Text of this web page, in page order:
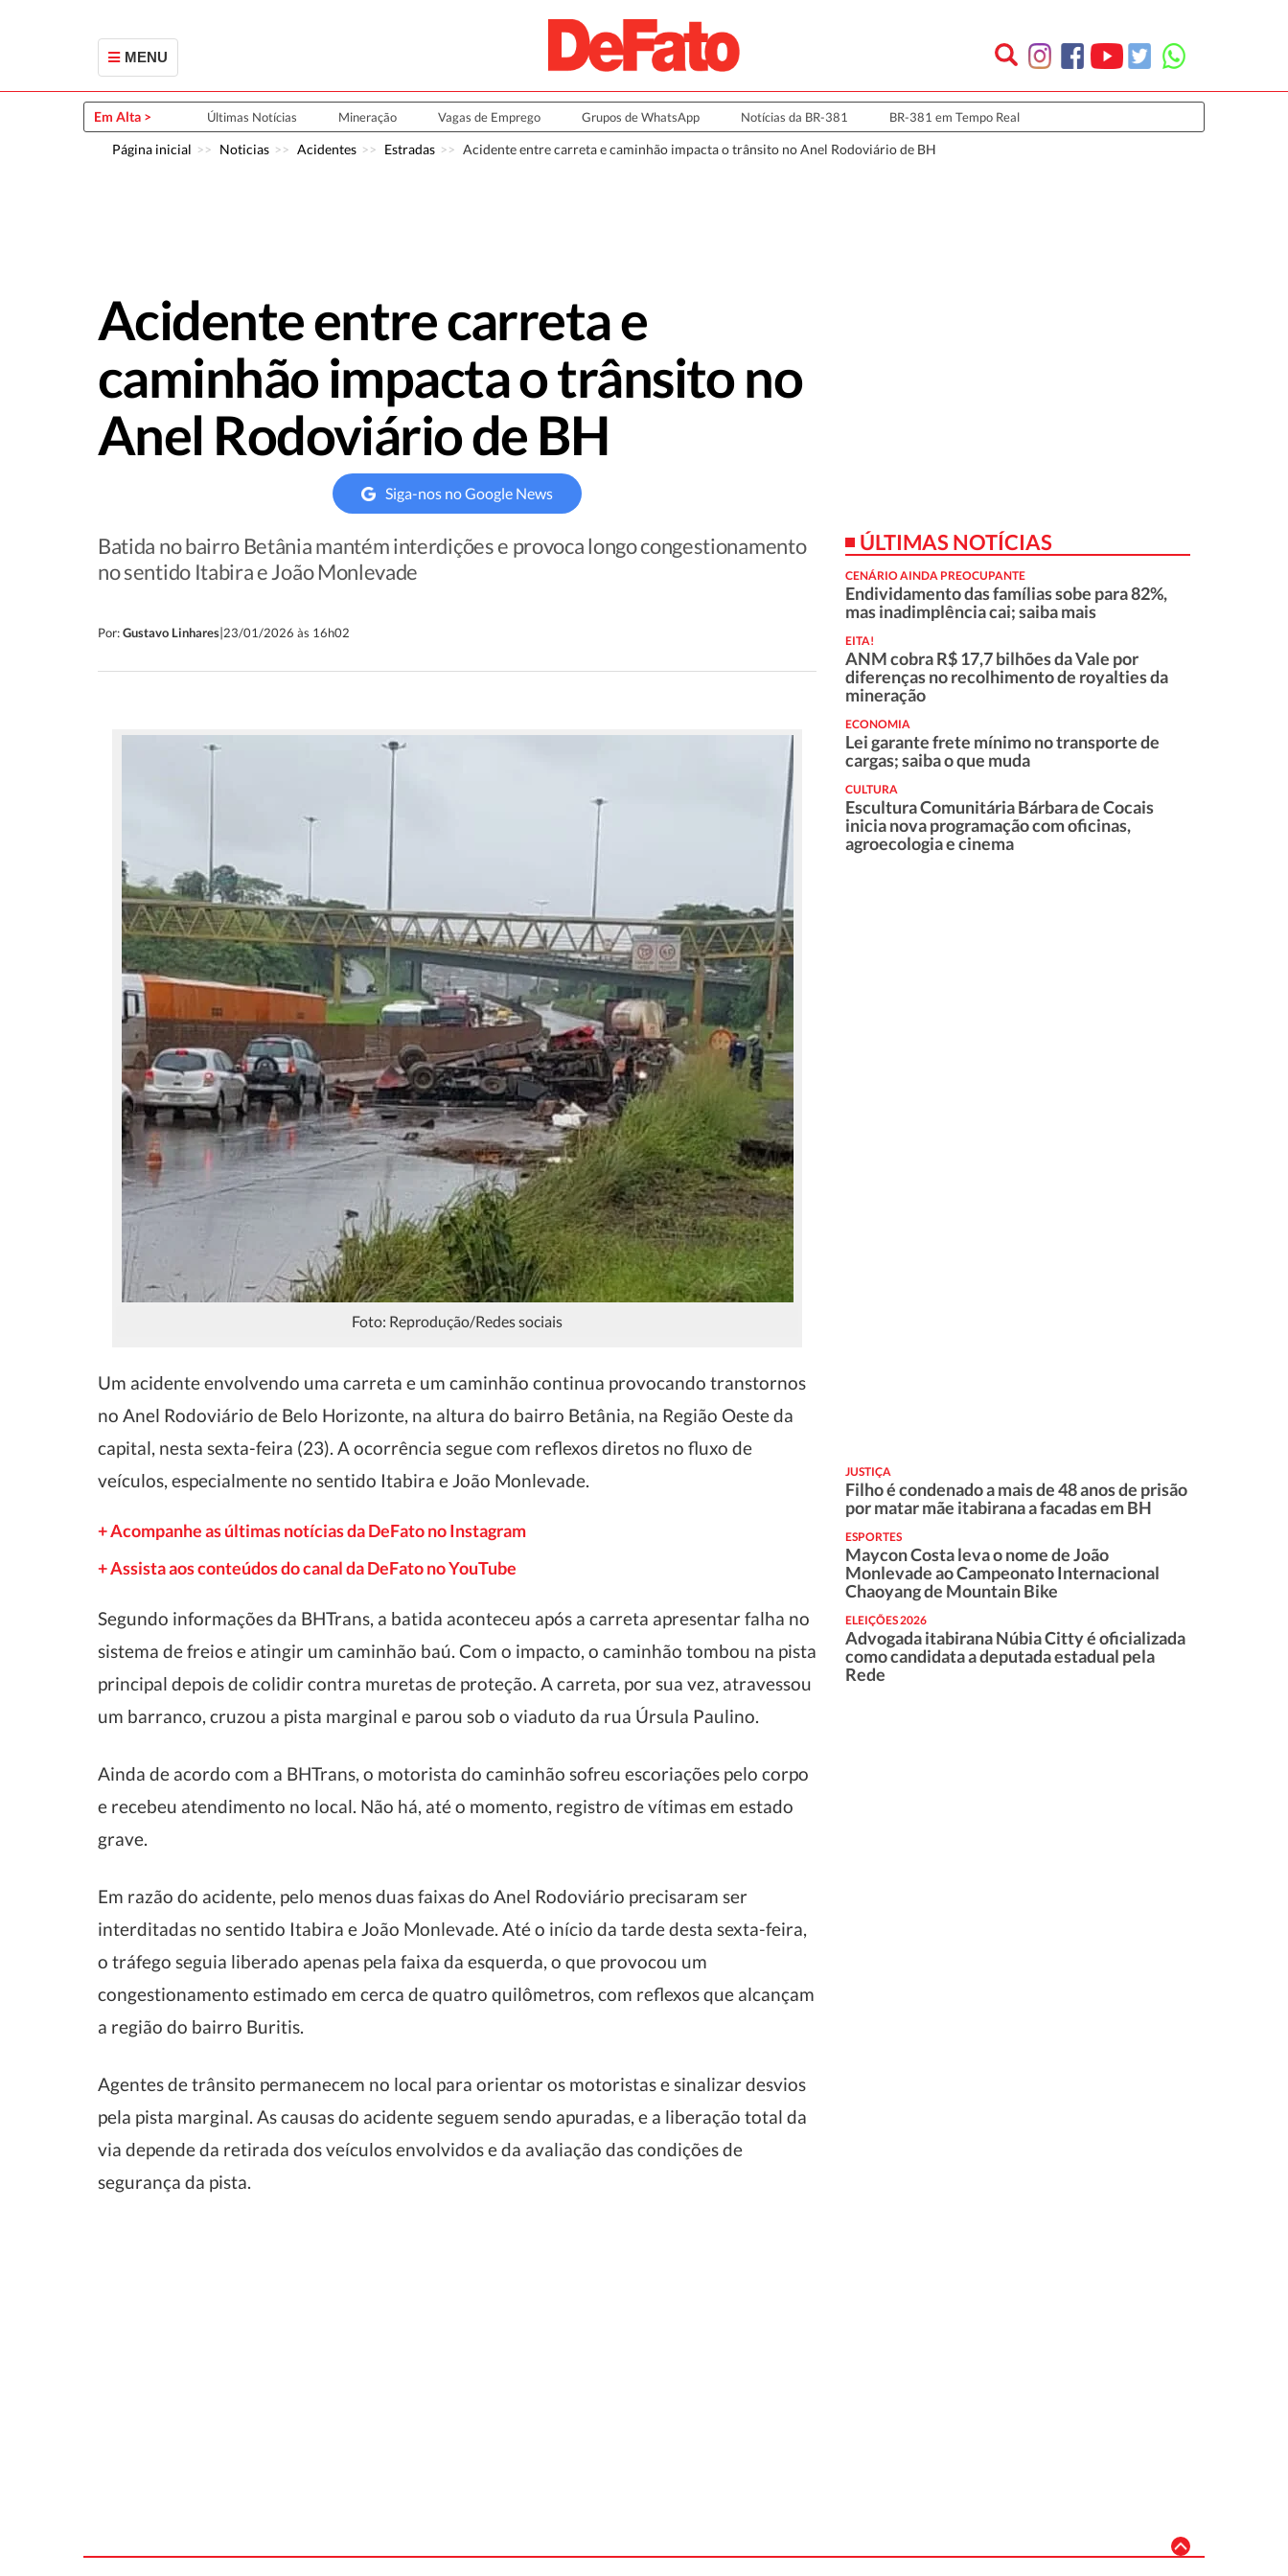
MENU
Em Alta > Últimas Notícias Mineração Vagas de Emprego Grupos de WhatsApp Notícias da BR-381 BR-381 em Tempo Real
Página inicial Noticias Acidentes Estradas Acidente entre carreta e caminhão impacta o trânsito no Anel Rodoviário de BH
Acidente entre carreta e
caminhão impacta o trânsito no
Anel Rodoviário de BH
Siga-nos no Google News
Batida no bairro Betânia mantém interdições e provoca longo congestionamento
no sentido Itabira e João Monlevade
Por:Gustavo Linhares|23/01/2026 às 16h02
Foto: Reprodução/Redes sociais
Um acidente envolvendo uma carreta e um caminhão continua provocando transtornos
no Anel Rodoviário de Belo Horizonte, na altura do bairro Betânia, na Região Oeste da
capital, nesta sexta-feira (23). A ocorrência segue com reflexos diretos no fluxo de
veículos, especialmente no sentido Itabira e João Monlevade.
+ Acompanhe as últimas notícias da DeFato no Instagram
+ Assista aos conteúdos do canal da DeFato no YouTube
Segundo informações da BHTrans, a batida aconteceu após a carreta apresentar falha no
sistema de freios e atingir um caminhão baú. Com o impacto, o caminhão tombou na pista
principal depois de colidir contra muretas de proteção. A carreta, por sua vez, atravessou
um barranco, cruzou a pista marginal e parou sob o viaduto da rua Úrsula Paulino.
Ainda de acordo com a BHTrans, o motorista do caminhão sofreu escoriações pelo corpo
e recebeu atendimento no local. Não há, até o momento, registro de vítimas em estado
grave.
Em razão do acidente, pelo menos duas faixas do Anel Rodoviário precisaram ser
interditadas no sentido Itabira e João Monlevade. Até o início da tarde desta sexta-feira,
o tráfego seguia liberado apenas pela faixa da esquerda, o que provocou um
congestionamento estimado em cerca de quatro quilômetros, com reflexos que alcançam
a região do bairro Buritis.
Agentes de trânsito permanecem no local para orientar os motoristas e sinalizar desvios
pela pista marginal. As causas do acidente seguem sendo apuradas, e a liberação total da
via depende da retirada dos veículos envolvidos e da avaliação das condições de
segurança da pista.
ÚLTIMAS NOTÍCIAS
CENÁRIO AINDA PREOCUPANTE
Endividamento das famílias sobe para 82%,
mas inadimplência cai; saiba mais
EITA!
ANM cobra R$ 17,7 bilhões da Vale por
diferenças no recolhimento de royalties da
mineração
ECONOMIA
Lei garante frete mínimo no transporte de
cargas; saiba o que muda
CULTURA
Escultura Comunitária Bárbara de Cocais
inicia nova programação com oficinas,
agroecologia e cinema
JUSTIÇA
Filho é condenado a mais de 48 anos de prisão
por matar mãe itabirana a facadas em BH
ESPORTES
Maycon Costa leva o nome de João
Monlevade ao Campeonato Internacional
Chaoyang de Mountain Bike
ELEIÇÕES 2026
Advogada itabirana Núbia Citty é oficializada
como candidata a deputada estadual pela
Rede